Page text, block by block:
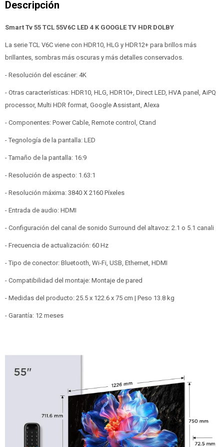
Smart Tv 55 TCL 55V6C LED 4 K GOOGLE TV HDR DOLBY
La serie TCL V6C viene con HDR10, HLG y HDR12+ para brillos más
brillantes, sombras más oscuras y más detalles conservados.
- Resolución del escáner: 4K
- Otras características: ‎HDR10, HLG, HDR10+, Direct LED, HVA panel, AiPQ
processor, Multi HDR format, Google Assistant, Alexa
- Componentes: Power Cable, Remote control, Ctand
- Tegnología de la pantalla: LED
- Tamaño de la pantalla: 16:9
- Resolución de aspecto: 1.63:1
- Resolución máxima: 3840 X 2160 Píxeles
- Entrada de audio: HDMI
- Configuración del canal de sonido Surround del altavoz: 2.1 o 5.1 canali
- Frecuencia de actualización: 60 Hz
- Tipo de conector: ‎Bluetooth, Wi-Fi, USB, Ethernet, HDMI
- Compatibilidad del montaje: Montaje de pared
- Medidas del producto: ‎25.5 x 122.6 x 75 cm | Peso 13.8 kg
- Garantía: 12 meses